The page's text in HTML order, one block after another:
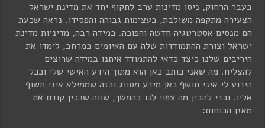
בעבר הרחוק, ניסו מדינות ערב לתקוף יחד את מדינת ישראל
הצעירה מתקפה משולבת, בעצימות גבוהה והפסידו. נראה שכעת
הם מנסים אסטרטגיה חדשה והפוכה. במידה רבה, מדיניות מדינת
ישראל וצורת ההתמודדות שלה עם האיומים במרחב, לימדו את
היריבים שלנו כיצד כדאי להתמודד איתנו במידה שרוצים
להצליח. מה שאני כותב כאן הוא מתוך הידע האישי שלי וככל
הידוע לי איני חושף כאן מידע מסווג וכזה שממילא איני חשוף
אליו. וכדי להבין מה צפוי לנו בהמשך, שווה שנבין קודם את
מאזן הכוחות: